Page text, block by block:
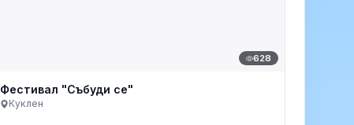
628
Фестивал "Събуди се"
Куклен